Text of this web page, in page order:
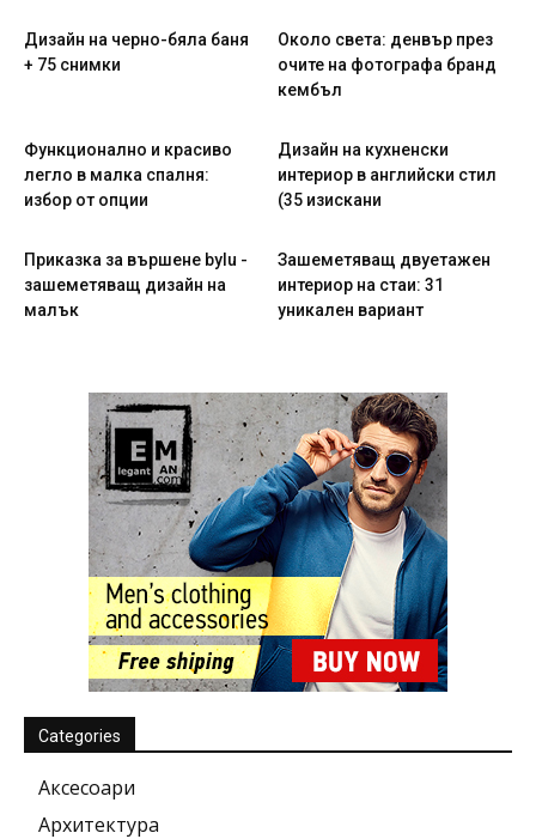
Дизайн на черно-бяла баня
+ 75 снимки
Около света: денвър през
очите на фотографа бранд
кембъл
Функционално и красиво
легло в малка спалня:
избор от опции
Дизайн на кухненски
интериор в английски стил
(35 изискани
Приказка за вършене bylu -
зашеметяващ дизайн на
малък
Зашеметяващ двуетажен
интериор на стаи: 31
уникален вариант
Categories
Аксесоари
Архитектура